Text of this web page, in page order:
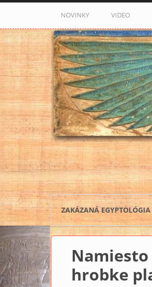
Skočiť na hlavný obsah
NOVINKY VIDEO
ZAKÁZANÁ EGYPTOLÓGIA
hrobke